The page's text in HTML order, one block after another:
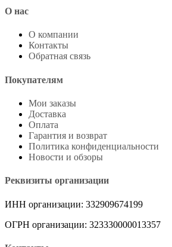
О нас
О компании
Контакты
Обратная связь
Покупателям
Мои заказы
Доставка
Оплата
Гарантия и возврат
Политика конфиденциальности
Новости и обзоры
Реквизиты организации
ИНН организации: 332909674199
ОГРН организации: 323330000013357